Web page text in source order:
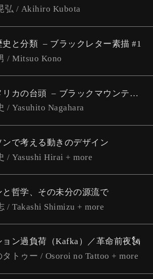
弘 / Akihiro Kubota
史と分類
​​ブラックレター素描 #1
/ Mitsuo Kono
リカの台頭
ブラックマウンテンカレッジ考 #6
/ Yasuhito Nagahara
ンで考える動きのデザイン
/ Yasushi Hirai + more
と哲学、その未分の源流で
/ Takashi Shimizu + more
ョン過負荷（Kafka）／革命前夜🗽
トゥー / Osoroi no Tattoo + more